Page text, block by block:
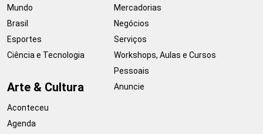
Mundo
Brasil
Esportes
Ciência e Tecnologia
Arte & Cultura
Aconteceu
Agenda
Mercadorias
Negócios
Serviços
Workshops, Aulas e Cursos
Pessoais
Anuncie